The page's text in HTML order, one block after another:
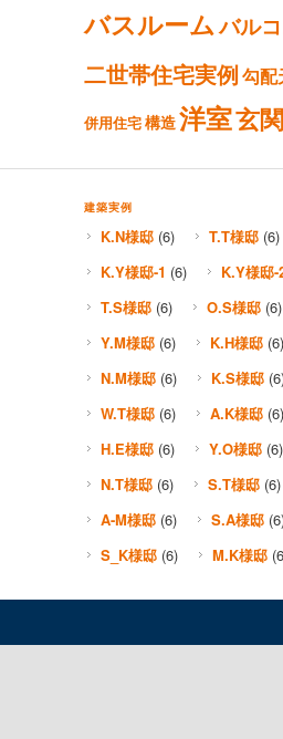
バスルームバル
二世帯住宅実例勾配
併用住宅構造洋室玄関
建築実例
K.N様邸 (6) T.T様邸 (6)
K.Y様邸-1 (6) K.Y様邸-
T.S様邸 (6) O.S様邸 (6)
Y.M様邸 (6) K.H様邸 (6)
N.M様邸 (6) K.S様邸
W.T様邸 (6) A.K様邸 (6)
H.E様邸 (6) Y.O様邸 (6)
N.T様邸 (6) S.T様邸 (6)
A-M様邸 (6) S.A様邸
S_K様邸 (6) M.K様邸